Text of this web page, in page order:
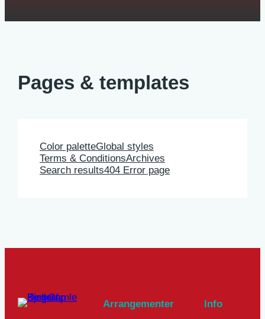
Pages & templates
Color paletteGlobal styles
Terms & ConditionsArchives
Search results404 Error page
Arrangementer Info